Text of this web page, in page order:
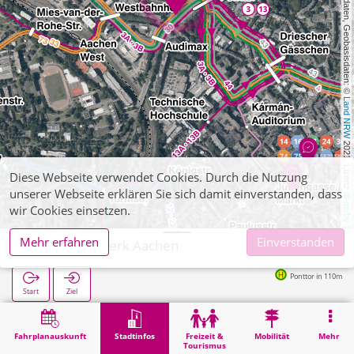
, Kartendaten, Geobasisdaten: ©
Land NRW
2021, Lizenz
dl-de/by-2-0
Fahrplanauskunft Stadtinfos
Freizeit &
Tourismus
Mobilität Mehr
Studentenwerk Aachen
Start Ziel
Ponttor in 110m
Stadtinfos Studentenwerk Aachen
Diese Webseite verwendet Cookies. Durch die Nutzung
unserer Webseite erklären Sie sich damit einverstanden, dass
wir Cookies einsetzen.
Mehr erfahren
Einverstanden